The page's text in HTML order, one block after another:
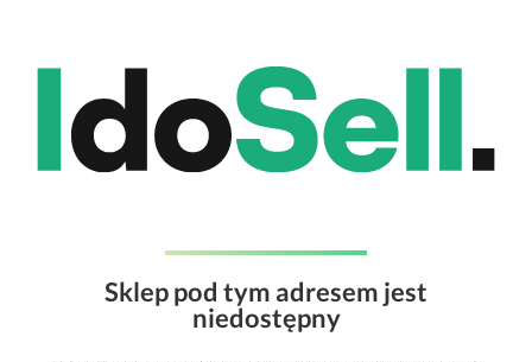
Sklep pod tym adresem jest
niedostępny